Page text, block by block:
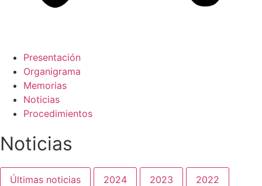
Presentación
Organigrama
Memorias
Noticias
Procedimientos
Noticias
Últimas noticias 2024 2023 2022